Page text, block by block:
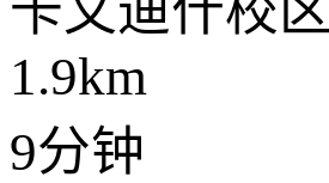
1.9km
9分钟